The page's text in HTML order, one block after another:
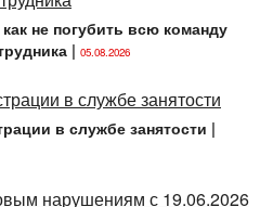
не погубить всю команду
| 05.08.2026
в службе занятости |